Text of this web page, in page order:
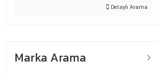
Detaylı Arama
Marka Arama